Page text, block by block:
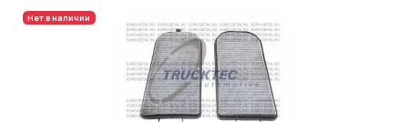
Нет в наличии